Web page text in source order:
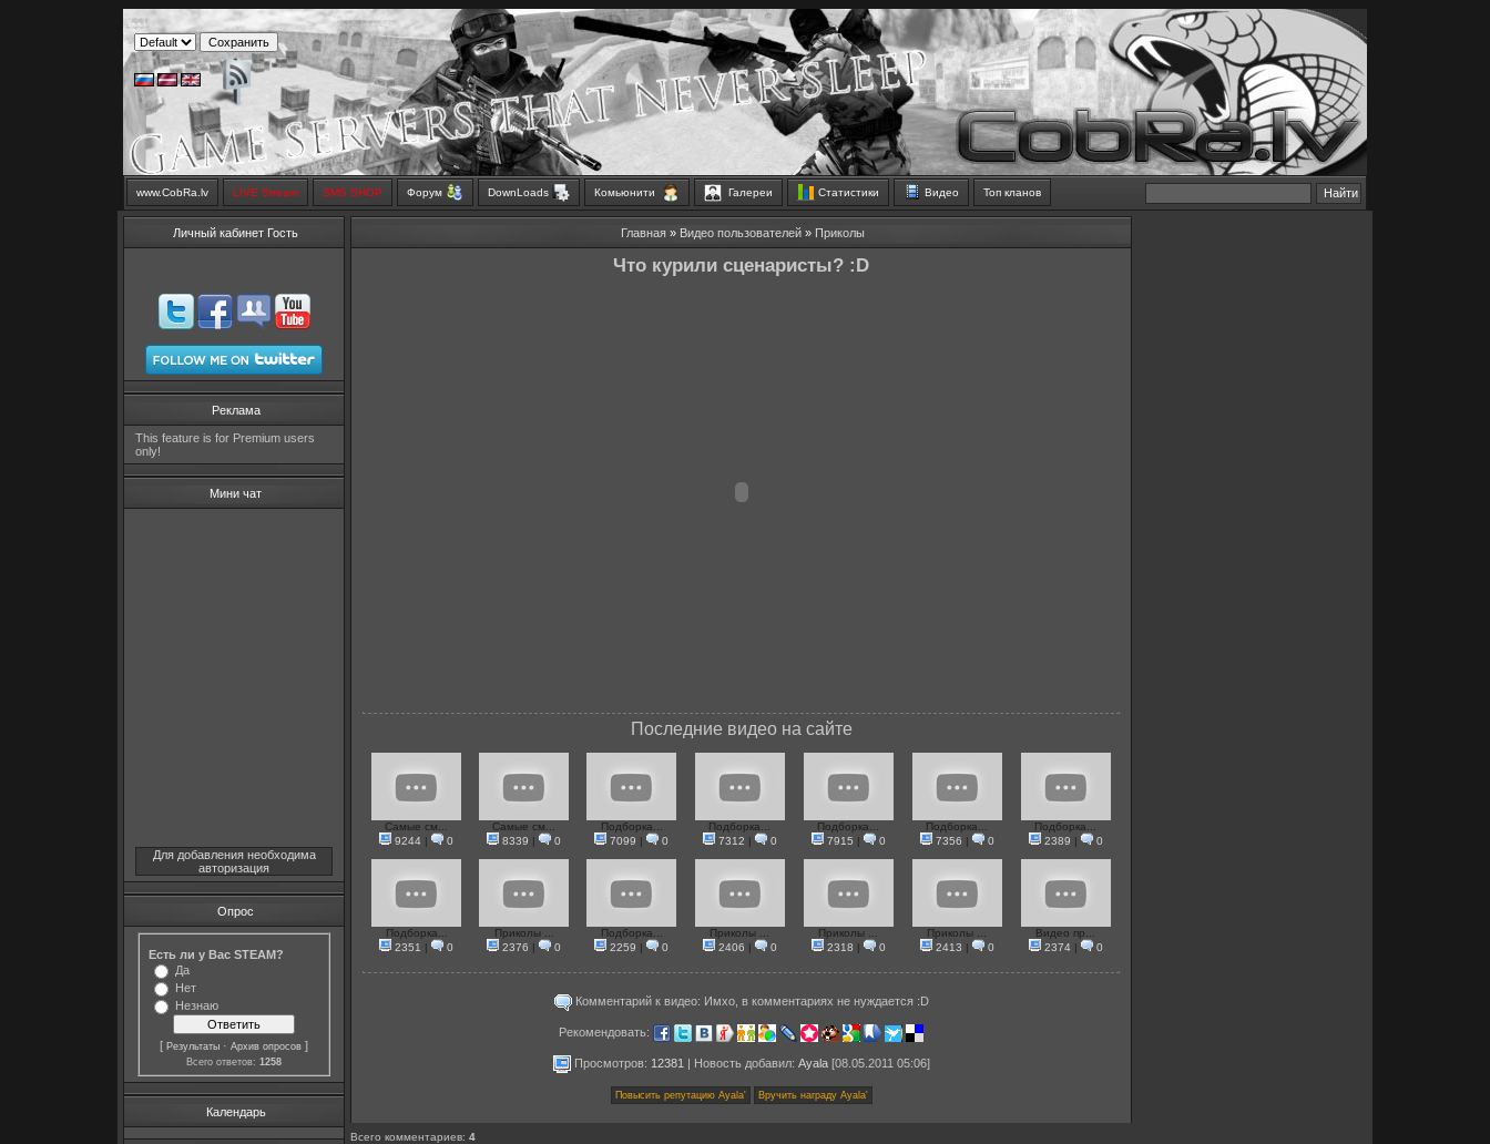
www.CobRa.lv LIVE Stream SMS SHOP Форум DownLoads Комьюнити Галереи Статистики Видео Топ кланов
Личный кабинет Гость
Реклама
This feature is for Premium users
only!
Мини чат
Для добавления необходима
авторизация
Опрос
Есть ли у Вас STEAM?
Да
Нет
Незнаю
[ Результаты · Архив опросов ]
Всего ответов: 1258
Календарь
Главная » Видео пользователей » Приколы
Что курили сценаристы? :D
Последние видео на сайте
Самые см...
9244 | 0
Самые см...
8339 | 0
Подборка...
7099 | 0
Подборка...
7312 | 0
Подборка...
7915 | 0
Подборка...
7356 | 0
Подборка...
2389 | 0
Подборка...
2351 | 0
Приколы ...
2376 | 0
Подборка...
2259 | 0
Приколы ...
2406 | 0
Приколы ...
2318 | 0
Приколы ...
2413 | 0
Видео пр...
2374| 0
Комментарий к видео: Имхо, в комментариях не нуждается :D
Рекомендовать:
Просмотров: 12381 | Новость добавил: Ayala[08.05.2011 05:06]
Всего комментариев: 4